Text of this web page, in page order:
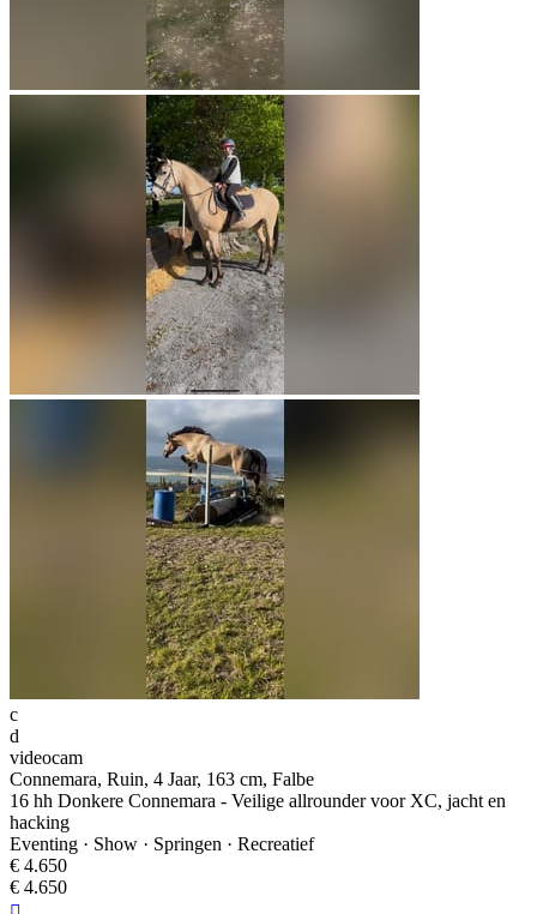
c
d
videocam
Connemara, Ruin, 4 Jaar, 163 cm, Falbe
16 hh Donkere Connemara - Veilige allrounder voor XC, jacht en
hacking
Eventing · Show · Springen · Recreatief
€ 4.650
€ 4.650